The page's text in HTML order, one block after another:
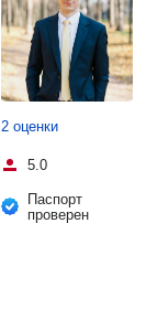
2 оценки
5.0
Паспорт
проверен